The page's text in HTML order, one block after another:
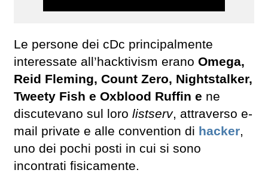
Le persone dei cDc principalmente
interessate all’hacktivism erano Omega,
Reid Fleming, Count Zero, Nightstalker,
Tweety Fish e Oxblood Ruffin e ne
discutevano sul loro listserv, attraverso e-
mail private e alle convention di hacker,
uno dei pochi posti in cui si sono
incontrati fisicamente.